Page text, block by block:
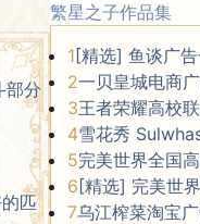
部分
匹
繁星之子作品集
1 [精选] 鱼谈广
2一贝皇城电商
3王者荣耀高校
4雪花秀
5完美世界全国
6 [精选] 完美世
7乌江榨菜淘宝